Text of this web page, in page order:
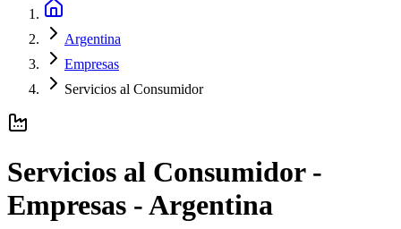
Argentina
Empresas
Servicios al Consumidor
Servicios al Consumidor-
Empresas -Argentina